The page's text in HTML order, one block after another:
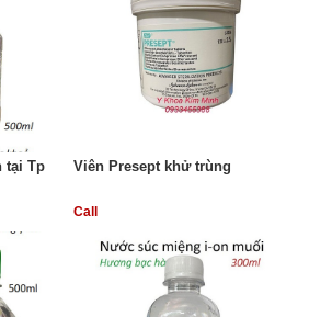
tại Tp
Viên Presept khử trùng
Call